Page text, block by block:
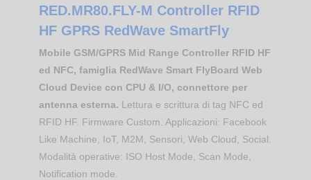
RED.MR80.FLY-M Controller RFID
HF GPRS RedWave SmartFly
Mobile GSM/GPRS Mid Range Controller RFID HF
ed NFC, famiglia RedWave Smart FlyBoard Web
Cloud Device con CPU & I/O, connettore per
antenna esterna. Lettura e scrittura di tag NFC ed
RFID HF. Firmware Custom. Applicazioni: Facebook
Like Machine, IoT, M2M, Sensori, Web Cloud, Social.
Modalità operative: ISO Host Mode, Scan Mode,
Notification mode.